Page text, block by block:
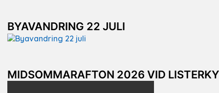
BYAVANDRING 22 JULI
MIDSOMMARAFTON 2026 VID